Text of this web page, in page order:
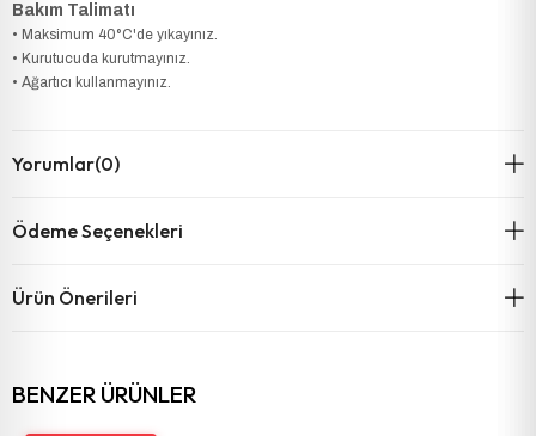
Bakım Talimatı
• Maksimum 40°C'de yıkayınız.
• Kurutucuda kurutmayınız.
• Ağartıcı kullanmayınız.
Yorumlar(0)
Ödeme Seçenekleri
Ürün Önerileri
BENZER ÜRÜNLER